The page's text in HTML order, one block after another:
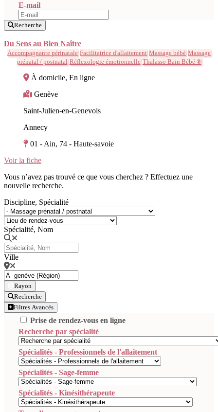
E-mail
Recherche
Du Sens au Bien Naître
Accompagnante périnatale Facilitatrice d'allaitement Massage bébé Massage
prénatal / postnatal Réflexologie émotionnelle Thalasso Bain Bébé ®
À domicile, En ligne
Genève
Saint-Julien-en-Genevois
Annecy
01 - Ain, 74 - Haute-savoie
Voir la fiche
Vous n’avez pas trouvé ce que vous cherchez ? Effectuez une
nouvelle recherche.
Discipline, Spécialité
Spécialité, Nom
Ville
Rayon
Recherche
Filtres Avancés
Prise de rendez-vous en ligne
Recherche par spécialité
Spécialités - Professionnels de l'allaitement
Spécialités - Sage-femme
Spécialités - Kinésithérapeute